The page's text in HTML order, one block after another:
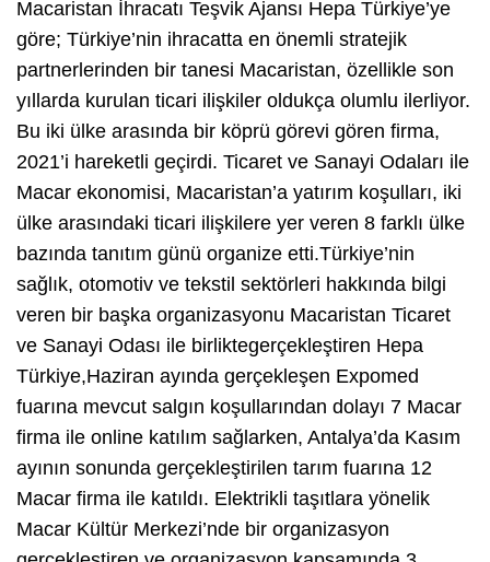
Macaristan İhracatı Teşvik Ajansı Hepa Türkiye’ye
göre; Türkiye’nin ihracatta en önemli stratejik
partnerlerinden bir tanesi Macaristan, özellikle son
yıllarda kurulan ticari ilişkiler oldukça olumlu ilerliyor.
Bu iki ülke arasında bir köprü görevi gören firma,
2021’i hareketli geçirdi. Ticaret ve Sanayi Odaları ile
Macar ekonomisi, Macaristan’a yatırım koşulları, iki
ülke arasındaki ticari ilişkilere yer veren 8 farklı ülke
bazında tanıtım günü organize etti.Türkiye’nin
sağlık, otomotiv ve tekstil sektörleri hakkında bilgi
veren bir başka organizasyonu Macaristan Ticaret
ve Sanayi Odası ile birliktegerçekleştiren Hepa
Türkiye,Haziran ayında gerçekleşen Expomed
fuarına mevcut salgın koşullarından dolayı 7 Macar
firma ile online katılım sağlarken, Antalya’da Kasım
ayının sonunda gerçekleştirilen tarım fuarına 12
Macar firma ile katıldı. Elektrikli taşıtlara yönelik
Macar Kültür Merkezi’nde bir organizasyon